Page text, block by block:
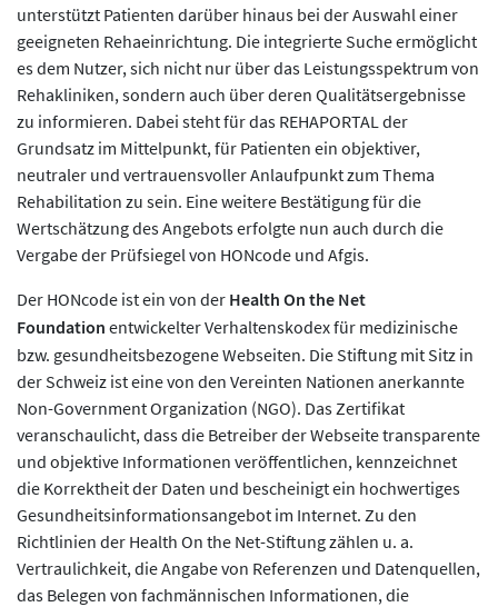
unterstützt Patienten darüber hinaus bei der Auswahl einer
geeigneten Rehaeinrichtung. Die integrierte Suche ermöglicht
es dem Nutzer, sich nicht nur über das Leistungsspektrum von
Rehakliniken, sondern auch über deren Qualitätsergebnisse
zu informieren. Dabei steht für das REHAPORTAL der
Grundsatz im Mittelpunkt, für Patienten ein objektiver,
neutraler und vertrauensvoller Anlaufpunkt zum Thema
Rehabilitation zu sein. Eine weitere Bestätigung für die
Wertschätzung des Angebots erfolgte nun auch durch die
Vergabe der Prüfsiegel von HONcode und Afgis.
Der HONcode ist ein von der Health On the Net
Foundation entwickelter Verhaltenskodex für medizinische
bzw. gesundheitsbezogene Webseiten. Die Stiftung mit Sitz in
der Schweiz ist eine von den Vereinten Nationen anerkannte
Non-Government Organization (NGO). Das Zertifikat
veranschaulicht, dass die Betreiber der Webseite transparente
und objektive Informationen veröffentlichen, kennzeichnet
die Korrektheit der Daten und bescheinigt ein hochwertiges
Gesundheitsinformationsangebot im Internet. Zu den
Richtlinien der Health On the Net-Stiftung zählen u. a.
Vertraulichkeit, die Angabe von Referenzen und Datenquellen,
das Belegen von fachmännischen Informationen, die